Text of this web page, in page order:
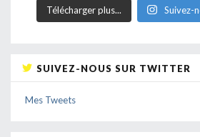
Télécharger plus... Suivez-
SUIVEZ-NOUS SUR TWITTER
Mes Tweets